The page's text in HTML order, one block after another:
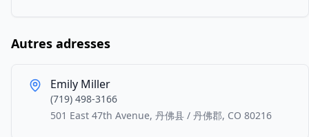
Autres adresses
Emily Miller
(719) 498-3166
501 East 47th Avenue, 丹佛县 / 丹佛郡, CO 80216